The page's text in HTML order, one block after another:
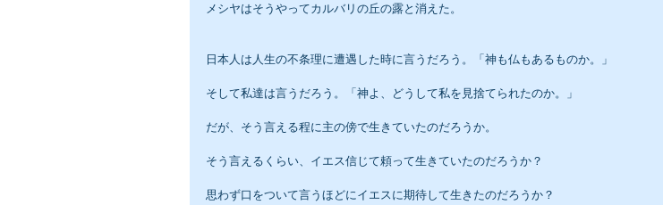
メシヤはそうやってカルバリの丘の露と消えた。
日本人は人生の不条理に遭遇した時に言うだろう。「神も仏もあるものか。」
そして私達は言うだろう。「神よ、どうして私を見捨てられたのか。」
だが、そう言える程に主の傍で生きていたのだろうか。
そう言えるくらい、イエス信じて頼って生きていたのだろうか？
思わず口をついて言うほどにイエスに期待して生きたのだろうか？